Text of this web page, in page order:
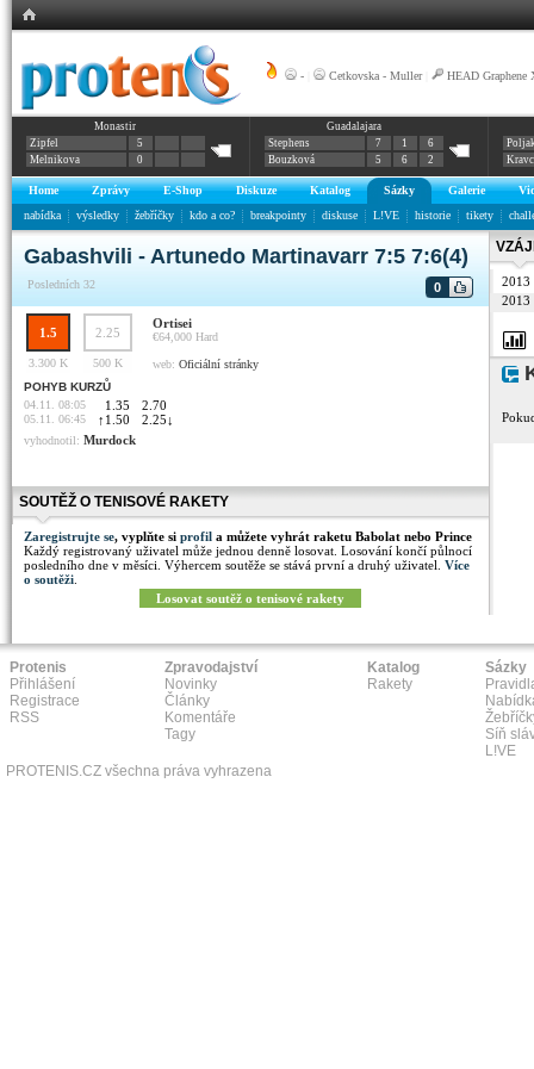
- Cetkovska - Muller| HEAD Graphene
Monastir
Zipfel
5
Melnikova
0
Guadalajara
Stephens
7 1
6
Bouzková
5 6 2
Home Zprávy E-Shop Diskuze Katalog Sázky Galerie
nabídka
výsledky žebříčky kdo a co? breakpointy diskuse L!VE historie tikety
Gabashvili - Artunedo Martinavarr 7:5 7:6(4)
Posledních 32 0
1.5 2.25
Ortisei
€64,000 Hard
3.300 K
500 K web: Oficiální stránky
POHYB KURZŮ
04.11. 08:05
1.35 2.70
05.11. 06:45 ↑ 1.50 2.25 ↓
vyhodnotil: Murdock
SOUTĚŽ O TENISOVÉ RAKETY
Zaregistrujte se, vyplňte si profil a můžete vyhrát raketu Babolat nebo Prince
Každý registrovaný uživatel může jednou denně losovat. Losování končí půlnocí
posledního dne v měsíci. Výhercem soutěže se stává první a druhý uživatel. Více
o soutěži
Losovat soutěž o tenisové rakety
2013
2013
Protenis
Přihlášení
Registrace
RSS
Zpravodajství
Novinky
Články
Komentáře
Tagy
Katalog
Rakety
Sázky
Síň
L!VE
PROTENIS.CZ všechna práva vyhrazena